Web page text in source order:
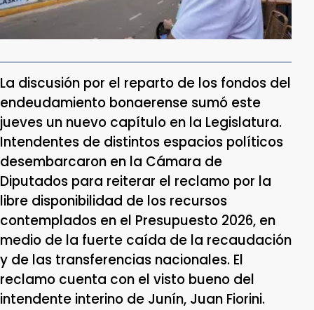
La discusión por el reparto de los fondos del
endeudamiento bonaerense sumó este
jueves un nuevo capítulo en la Legislatura.
Intendentes de distintos espacios políticos
desembarcaron en la Cámara de
Diputados para reiterar el reclamo por la
libre disponibilidad de los recursos
contemplados en el Presupuesto 2026, en
medio de la fuerte caída de la recaudación
y de las transferencias nacionales. El
reclamo cuenta con el visto bueno del
intendente interino de Junín, Juan Fiorini.